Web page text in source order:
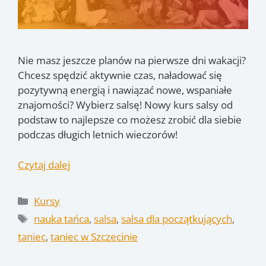
Nie masz jeszcze planów na pierwsze dni wakacji?
Chcesz spędzić aktywnie czas, naładować się
pozytywną energią i nawiązać nowe, wspaniałe
znajomości? Wybierz salsę! Nowy kurs salsy od
podstaw to najlepsze co możesz zrobić dla siebie
podczas długich letnich wieczorów!
Czytaj dalej
Kategorie
Kursy
Tagi
nauka tańca,salsa,salsa dla początkujących,
taniec, taniec w Szczecinie